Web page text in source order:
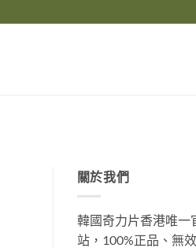
關於我們
韓國奇力片香港唯一
站，100%正品、無